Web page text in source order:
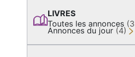
LIVRES
Toutes les annonces
Annonces du jour (4)